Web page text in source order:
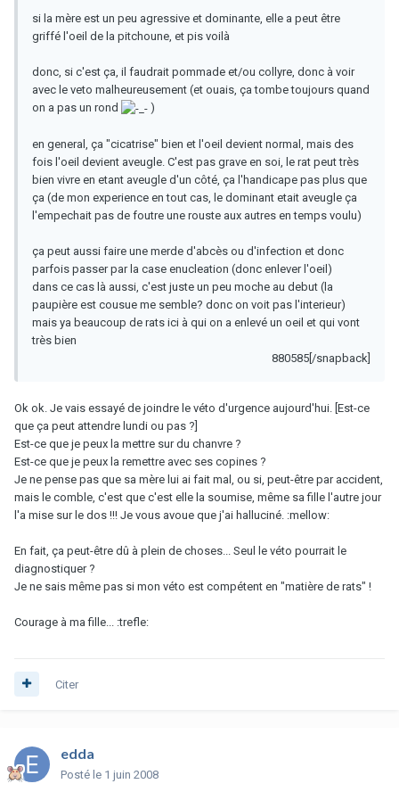
si la mère est un peu agressive et dominante, elle a peut être
griffé l'oeil de la pitchoune, et pis voilà
donc, si c'est ça, il faudrait pommade et/ou collyre, donc à voir
avec le veto malheureusement (et ouais, ça tombe toujours quand
on a pas un rond
)
en general, ça "cicatrise" bien et l'oeil devient normal, mais des
fois l'oeil devient aveugle. C'est pas grave en soi, le rat peut très
bien vivre en etant aveugle d'un côté, ça l'handicape pas plus que
ça (de mon experience en tout cas, le dominant etait aveugle ça
l'empechait pas de foutre une rouste aux autres en temps voulu)
ça peut aussi faire une merde d'abcès ou d'infection et donc
parfois passer par la case enucleation (donc enlever l'oeil)
dans ce cas là aussi, c'est juste un peu moche au debut (la
paupière est cousue me semble? donc on voit pas l'interieur)
mais ya beaucoup de rats ici à qui on a enlevé un oeil et qui vont
très bien
880585[/snapback]
Ok ok. Je vais essayé de joindre le véto d'urgence aujourd'hui. [Est-ce
que ça peut attendre lundi ou pas ?]
Est-ce que je peux la mettre sur du chanvre ?
Est-ce que je peux la remettre avec ses copines ?
Je ne pense pas que sa mère lui ai fait mal, ou si, peut-être par accident,
mais le comble, c'est que c'est elle la soumise, même sa fille l'autre jour
l'a mise sur le dos !!! Je vous avoue que j'ai halluciné. :mellow:
En fait, ça peut-être dû à plein de choses... Seul le véto pourrait le
diagnostiquer ?
Je ne sais même pas si mon véto est compétent en "matière de rats" !
Courage à ma fille... :trefle:
Citer
edda
Posté le 1 juin 2008